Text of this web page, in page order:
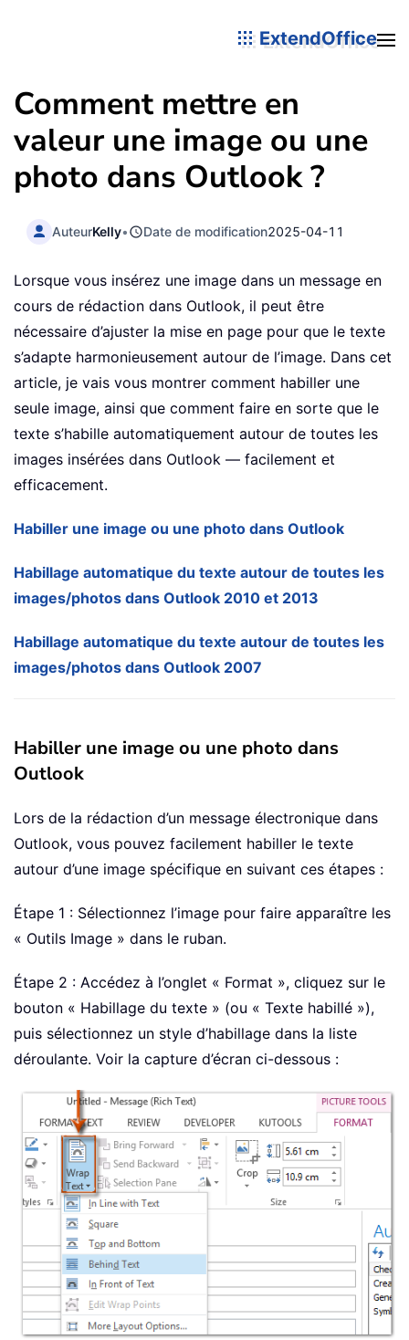
ExtendOffice
Comment mettre en
valeur une image ou une
photo dans Outlook ?
AuteurKelly• Date de modification2025-04-11
Lorsque vous insérez une image dans un message en
cours de rédaction dans Outlook, il peut être
nécessaire d’ajuster la mise en page pour que le texte
s’adapte harmonieusement autour de l’image. Dans cet
article, je vais vous montrer comment habiller une
seule image, ainsi que comment faire en sorte que le
texte s’habille automatiquement autour de toutes les
images insérées dans Outlook — facilement et
efficacement.
Habiller une image ou une photo dans Outlook
Habillage automatique du texte autour de toutes les
images/photos dans Outlook 2010 et 2013
Habillage automatique du texte autour de toutes les
images/photos dans Outlook 2007
Habiller une image ou une photo dans
Outlook
Lors de la rédaction d’un message électronique dans
Outlook, vous pouvez facilement habiller le texte
autour d’une image spécifique en suivant ces étapes :
Étape 1 : Sélectionnez l’image pour faire apparaître les
« Outils Image » dans le ruban.
Étape 2 : Accédez à l’onglet « Format », cliquez sur le
bouton « Habillage du texte » (ou « Texte habillé »),
puis sélectionnez un style d’habillage dans la liste
déroulante. Voir la capture d’écran ci-dessous :